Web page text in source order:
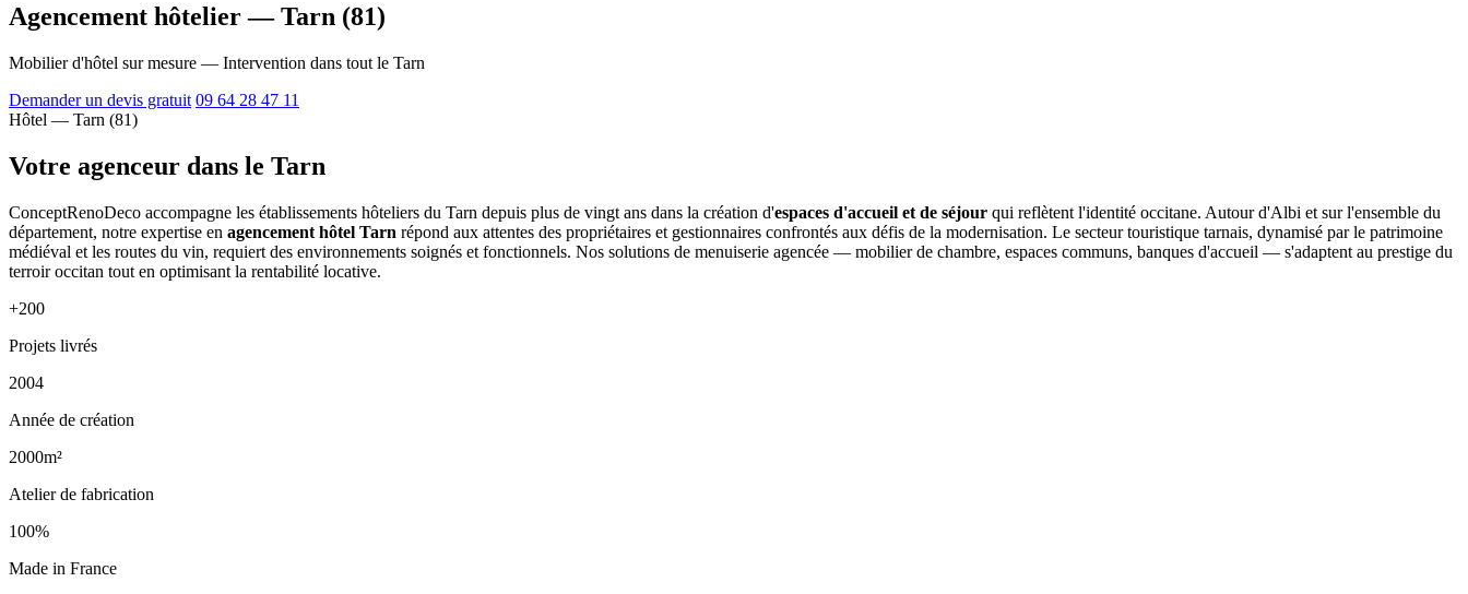
Agencement hôtelier — Tarn (81)
Mobilier d'hôtel sur mesure — Intervention dans tout le Tarn
Demander un devis gratuit 09 64 28 47 11
Hôtel — Tarn (81)
Votre agenceur dans le Tarn
ConceptRenoDeco accompagne les établissements hôteliers du Tarn depuis plus de vingt ans dans la création d'espaces d'accueil et de séjour qui reflètent l'identité occitane. Autour d'Albi et sur l'ensemble du
département, notre expertise en agencement hôtel Tarn répond aux attentes des propriétaires et gestionnaires confrontés aux défis de la modernisation. Le secteur touristique tarnais, dynamisé par le patrimoine
médiéval et les routes du vin, requiert des environnements soignés et fonctionnels. Nos solutions de menuiserie agencée — mobilier de chambre, espaces communs, banques d'accueil — s'adaptent au prestige du
terroir occitan tout en optimisant la rentabilité locative.
+200
Projets livrés
2004
Année de création
2000m²
Atelier de fabrication
100%
Made in France